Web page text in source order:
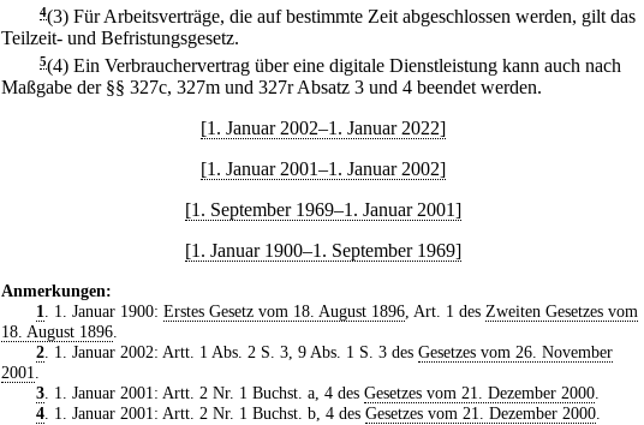
4(3) Für Arbeitsverträge, die auf bestimmte Zeit abgeschlossen werden, gilt das
Teilzeit- und Befristungsgesetz.
5(4) Ein Verbrauchervertrag über eine digitale Dienstleistung kann auch nach
Maßgabe der §§ 327c, 327m und 327r Absatz 3 und 4 beendet werden.
[1. Januar 2002–1. Januar 2022]
[1. Januar 2001–1. Januar 2002]
[1. September 1969–1. Januar 2001]
[1. Januar 1900–1. September 1969]
Anmerkungen:
1
. 1. Januar 1900: Erstes Gesetz vom 18. August 1896, Art. 1 des Zweiten Gesetzes vom
18. August 1896
2. 1. Januar 2002: Artt. 1 Abs. 2 S. 3, 9 Abs. 1 S. 3 des Gesetzes vom 26. November
2001
3. 1. Januar 2001: Artt. 2 Nr. 1 Buchst. a, 4 des Gesetzes vom 21. Dezember 2000.
4. 1. Januar 2001: Artt. 2 Nr. 1 Buchst. b, 4 des Gesetzes vom 21. Dezember 2000.